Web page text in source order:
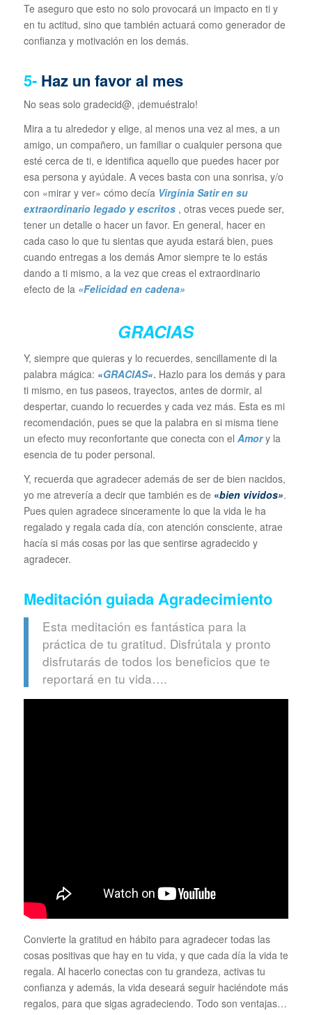
Te aseguro que esto no solo provocará un impacto en ti y
en tu actitud, sino que también actuará como generador de
confianza y motivación en los demás.
5- Haz un favor al mes
No seas solo gradecid@, ¡demuéstralo!
Mira a tu alrededor y elige, al menos una vez al mes, a un
amigo, un compañero, un familiar o cualquier persona que
esté cerca de ti, e identifica aquello que puedes hacer por
esa persona y ayúdale. A veces basta con una sonrisa, y/o
con «mirar y ver» cómo decía Virginia Satir en su
extraordinario legado y escritos , otras veces puede ser,
tener un detalle o hacer un favor. En general, hacer en
cada caso lo que tu sientas que ayuda estará bien, pues
cuando entregas a los demás Amor siempre te lo estás
dando a ti mismo, a la vez que creas el extraordinario
efecto de la «Felicidad en cadena»
GRACIAS
Y, siempre que quieras y lo recuerdes, sencillamente di la
palabra mágica: «GRACIAS«. Hazlo para los demás y para
ti mismo, en tus paseos, trayectos, antes de dormir, al
despertar, cuando lo recuerdes y cada vez más. Esta es mi
recomendación, pues se que la palabra en si misma tiene
un efecto muy reconfortante que conecta con el Amor y la
esencia de tu poder personal.
Y, recuerda que agradecer además de ser de bien nacidos,
yo me atrevería a decir que también es de «bien vividos».
Pues quien agradece sinceramente lo que la vida le ha
regalado y regala cada día, con atención consciente, atrae
hacía si más cosas por las que sentirse agradecido y
agradecer.
Meditación guiada Agradecimiento
Esta meditación es fantástica para la
práctica de tu gratitud. Disfrútala y pronto
disfrutarás de todos los beneficios que te
reportará en tu vida….
Convierte la gratitud en hábito para agradecer todas las
cosas positivas que hay en tu vida, y que cada día la vida te
regala. Al hacerlo conectas con tu grandeza, activas tu
confianza y además, la vida deseará seguir haciéndote más
regalos, para que sigas agradeciendo. Todo son ventajas…